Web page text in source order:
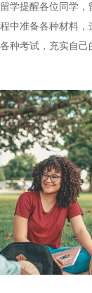
学提醒各位同学
中准备各种材料
种考试，充实自